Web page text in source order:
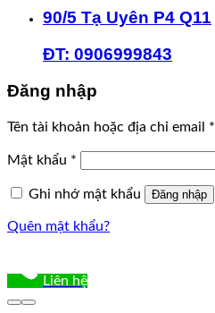
90/5 Tạ Uyên P4 Q11
ĐT: 0906999843
Đăng nhập
Tên tài khoản hoặc địa chỉ email *
Mật khẩu *
Ghi nhớ mật khẩu
Đăng nhập
Quên mật khẩu?
Liên hệ